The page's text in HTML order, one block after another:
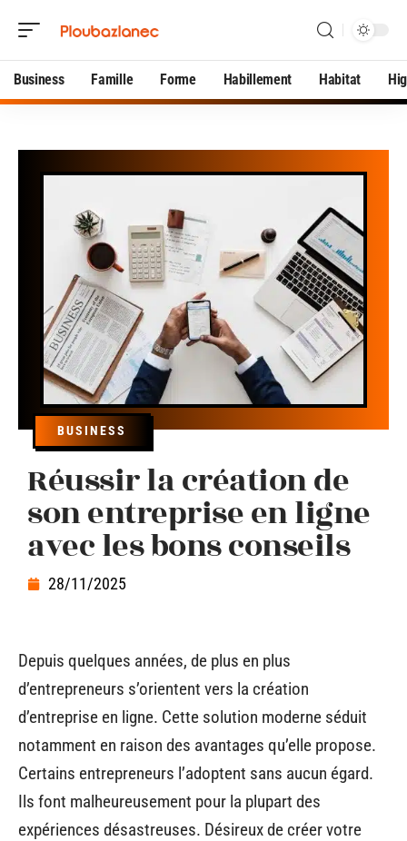
Business Famille Forme Habillement Habitat
BUSINESS
Réussir la création de
son entreprise en ligne
avec les bons conseils
28/11/2025
Depuis quelques années, de plus en plus
d’entrepreneurs s’orientent vers la création
d’entreprise en ligne. Cette solution moderne séduit
notamment en raison des avantages qu’elle propose.
Certains entrepreneurs l’adoptent sans aucun égard.
Ils font malheureusement pour la plupart des
expériences désastreuses. Désireux de créer votre